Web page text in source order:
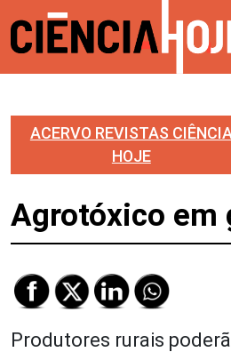
ACERVO REVISTAS
HOJE
Agrotóxico em
Produtores rurais